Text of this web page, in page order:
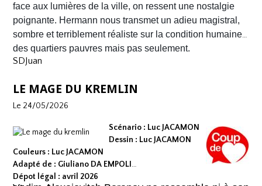
mêlant road trip étouffant, récit existentiel et course
contre la montre où chaque case souligne l'urgence de
survivre.
face aux lumières de la ville, on ressent une nostalgie
poignante. Hermann nous transmet un adieu magistral,
sombre et terriblement réaliste sur la condition humaine
des quartiers pauvres mais pas seulement.
SDJuan
LE MAGE DU KREMLIN
Le 24/05/2026
Scénario : Luc JACAMON
Dessin : Luc JACAMON
Couleurs : Luc JACAMON
Adapté de : Giuliano DA EMPOLI
Dépot légal : avril 2026